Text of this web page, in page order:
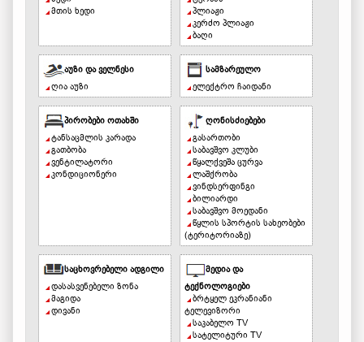
მთის ხედი
პლიაჟი
კერძო პლიაჟი
ბაღი
აუზი და ველნესი
ღია აუზი
სამზარეულო
ელექტრო ჩაიდანი
პირობები ოთახში
ტანსაცმლის კარადა
გათბობა
ვენტილატორი
კონდიციონერი
ღონისძიებები
გასართობი
საბავშვო კლუბი
წყალქვეშა ცურვა
ლაშქრობა
ვინდსერფინგი
ბილიარდი
საბავშვო მოედანი
წყლის სპორტის სახეობები
(ტერიტორიაზე)
საცხოვრებელი ადგილი
დასასვენებელი ზონა
მაგიდა
დივანი
მედია და
ტექნოლოგიები
ბრტყელ ეკრანიანი
ტელევიზორი
საკაბელო TV
სატელიტური TV